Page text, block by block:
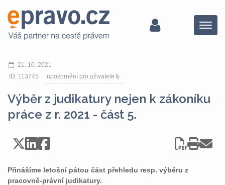
Menu
21. 10. 2021
ID: 113745
upozornění pro uživatele
Výběr z judikatury nejen k zákoníku
práce z r. 2021 - část 5.
Přinášíme letošní pátou část přehledu resp. výběru z
pracovně-právní judikatury.